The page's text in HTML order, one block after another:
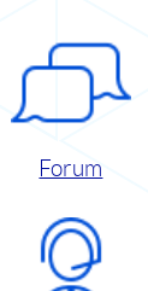
Forum